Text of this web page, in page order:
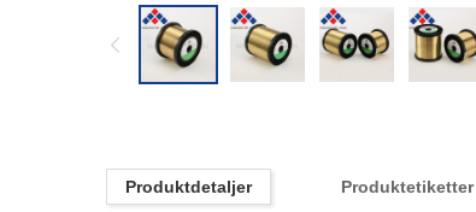
Produktdetaljer Produktetiketter